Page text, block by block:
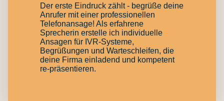
Der erste Eindruck zählt - begrüße deine
Anrufer mit einer professionellen
Telefonansage! Als erfahrene
Sprecherin erstelle ich individuelle
Ansagen für IVR-Systeme,
Begrüßungen und Warteschleifen, die
deine Firma einladend und kompetent
re-präsentieren.